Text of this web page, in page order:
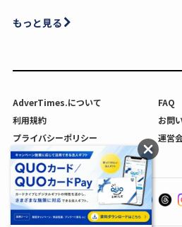
もっと見る
AdverTimes.について
FAQ
利用規約
お問
プライバシーポリシー
運営
利用者情報の外部送信について